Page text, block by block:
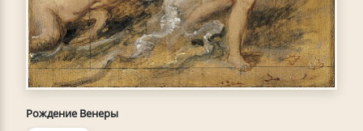
Рождение Венеры